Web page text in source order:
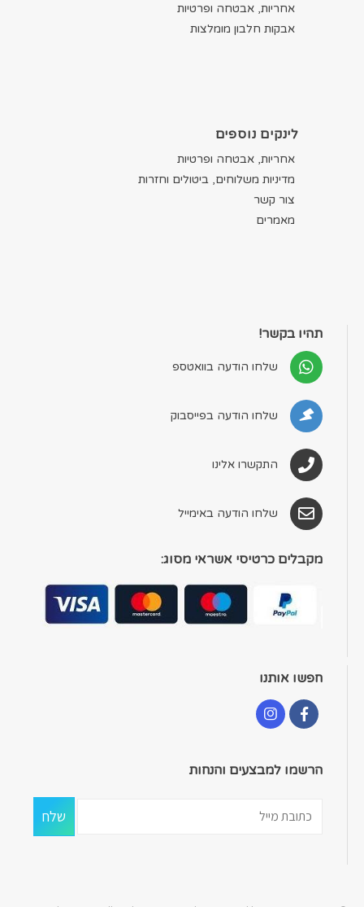
אחריות, אבטחה ופרטיות
אבקות חלבון מומלצות
לינקים נוספים
אחריות, אבטחה ופרטיות
מדיניות משלוחים, ביטולים וחזרות
צור קשר
מאמרים
תהיו בקשר!
שלחו הודעה בוואטספ
שלחו הודעה בפייסבוק
התקשרו אלינו
שלחו הודעה באימייל
מקבלים כרטיסי אשראי מסוג:
חפשו אותנו
הרשמו למבצעים והנחות